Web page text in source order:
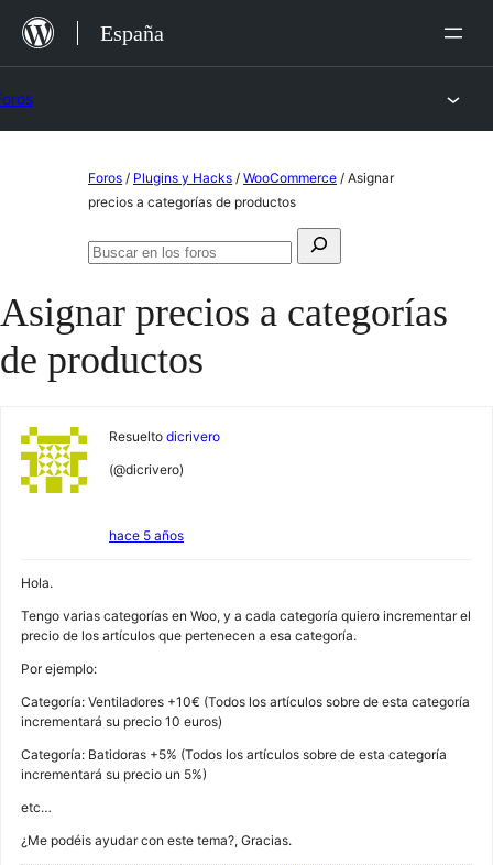
Saltar
España
Foros / Plugins y Hacks / WooCommerce / Asignar
precios a categorías de productos
Buscar:
Buscar
los
foros
Asignar precios a categorías
de productos
Resuelto dicrivero
(@dicrivero)
hace 5 años
Hola.
Tengo varias categorías en Woo, y a cada categoría quiero incrementar el
precio de los artículos que pertenecen a esa categoría.
Por ejemplo:
Categoría: Ventiladores +10€ (Todos los artículos sobre de esta categoría
incrementará su precio 10 euros)
Categoría: Batidoras +5% (Todos los artículos sobre de esta categoría
incrementará su precio un 5%)
etc…
¿Me podéis ayudar con este tema?, Gracias.